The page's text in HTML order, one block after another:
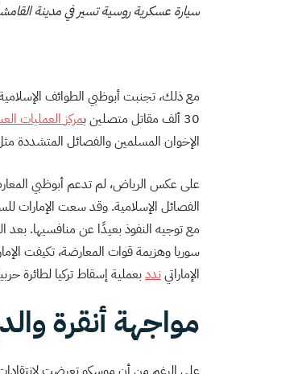
سيارة عسكرية روسية تسير في مدينة القامشلي، سوريا، 24
مع ذلك، تجنبت أبوظبي الطوائف
30 ألف مقاتل متصلين ب
مركز العمليات
الإخوان المسلمين والفصائل المتشددة
على عكس الرياض، لم تدعم أبوظبي
الفصائل الإسلامية. وقد سعت الإمارات
سوريا وهزيمة قوات المعارضة، تكيفت
الإماراتينددبعملية إسقاط تركيا لطائرة حربية روسية في
مواجهة أنقرة